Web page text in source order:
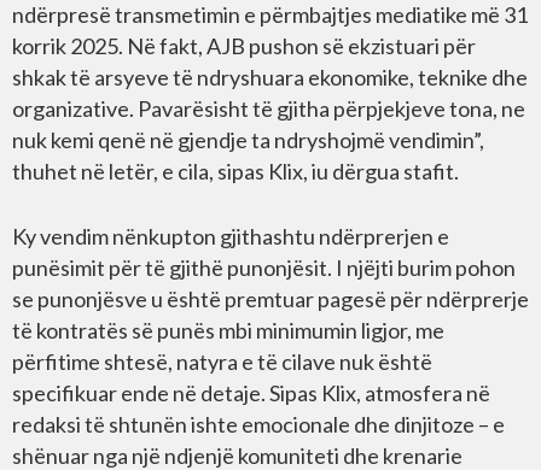
ndërpresë transmetimin e përmbajtjes mediatike më 31
korrik 2025. Në fakt, AJB pushon së ekzistuari për
shkak të arsyeve të ndryshuara ekonomike, teknike dhe
organizative. Pavarësisht të gjitha përpjekjeve tona, ne
nuk kemi qenë në gjendje ta ndryshojmë vendimin”,
thuhet në letër, e cila, sipas Klix, iu dërgua stafit.
Ky vendim nënkupton gjithashtu ndërprerjen e
punësimit për të gjithë punonjësit. I njëjti burim pohon
se punonjësve u është premtuar pagesë për ndërprerje
të kontratës së punës mbi minimumin ligjor, me
përfitime shtesë, natyra e të cilave nuk është
specifikuar ende në detaje. Sipas Klix, atmosfera në
redaksi të shtunën ishte emocionale dhe dinjitoze – e
shënuar nga një ndjenjë komuniteti dhe krenarie